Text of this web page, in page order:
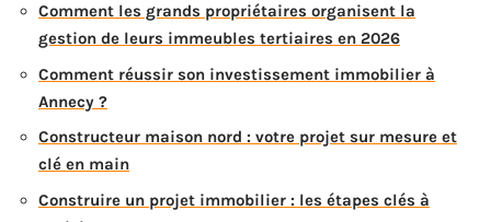
Comment les grands propriétaires organisent la
gestion de leurs immeubles tertiaires en 2026
Comment réussir son investissement immobilier à
Annecy ?
Constructeur maison nord : votre projet sur mesure et
clé en main
Construire un projet immobilier : les étapes clés à